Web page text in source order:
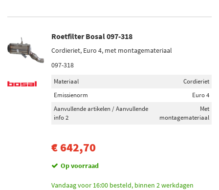
Roetfilter Bosal 097-318
Cordieriet, Euro 4, met montagemateriaal
097-318
Materiaal
Cordieriet
Emissienorm
Euro 4
Aanvullende artikelen / Aanvullende
info 2
Met
montagemateriaal
€ 642,70
Op voorraad
Vandaag voor 16:00 besteld, binnen 2 werkdagen